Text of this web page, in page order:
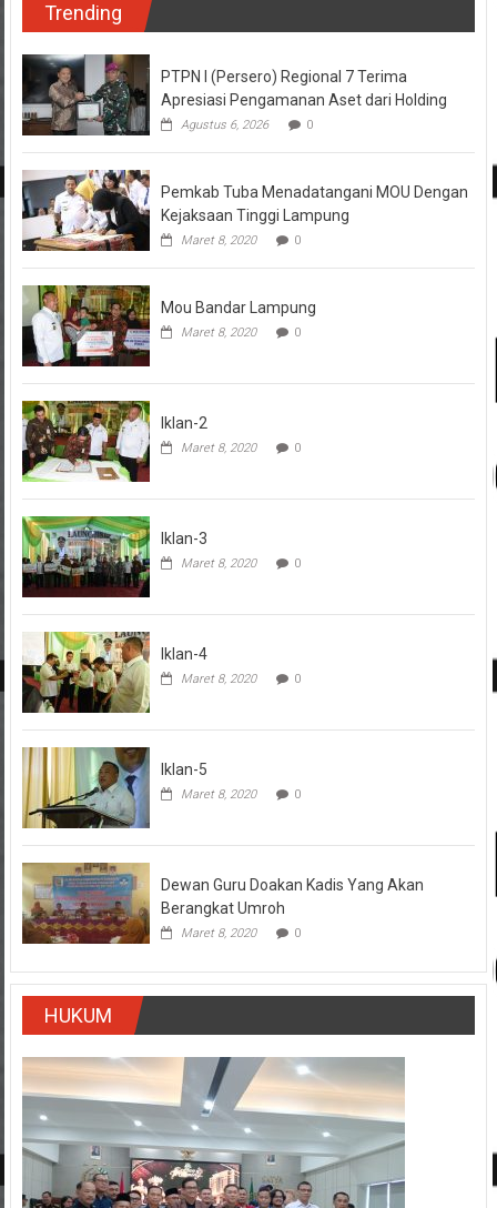
Trending
PTPN I (Persero) Regional 7 Terima
Apresiasi Pengamanan Aset dari Holding
Agustus 6, 2026 0
Pemkab Tuba Menadatangani MOU Dengan
Kejaksaan Tinggi Lampung
Maret 8, 2020 0
Mou Bandar Lampung
Maret 8, 2020 0
Iklan-2
Maret 8, 2020 0
Iklan-3
Maret 8, 2020 0
Iklan-4
Maret 8, 2020 0
Iklan-5
Maret 8, 2020 0
Dewan Guru Doakan Kadis Yang Akan
Berangkat Umroh
Maret 8, 2020 0
HUKUM